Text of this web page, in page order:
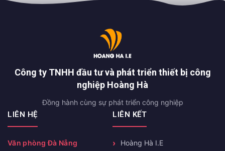
Công ty TNHH đầu tư và phát triển thiết bị công
nghiệp Hoàng Hà
Đồng hành cùng sự phát triển công nghiệp
LIÊN HỆ
Văn phòng Đà Nẵng
LIÊN KẾT
Hoàng Hà I.E